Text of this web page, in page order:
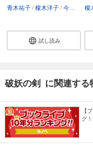
青木祐子 榎木洋子 今野緒雪
試し読み
榎
破妖の剣 に関連する
【
グ